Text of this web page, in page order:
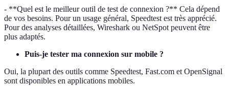
- **Quel est le meilleur outil de test de connexion ?** Cela dépend
de vos besoins. Pour un usage général, Speedtest est très apprécié.
Pour des analyses détaillées, Wireshark ou NetSpot peuvent être
plus adaptés.
Puis-je tester ma connexion sur mobile ?
Oui, la plupart des outils comme Speedtest, Fast.com et OpenSignal
sont disponibles en applications mobiles.